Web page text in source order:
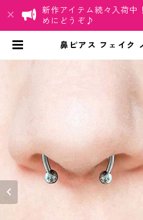
新作アイテム続々入荷中
めにどうぞ♪
鼻ピアス フェイク
交換 磁気 挟む フ
ピ アクセサリー |
ふぇーでー